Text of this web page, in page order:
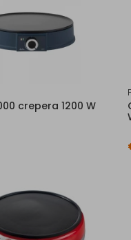
crepera 1200 W